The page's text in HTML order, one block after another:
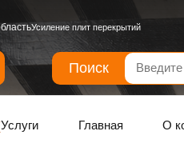
Усиление плит перекрытий
Поиск
Услуги Главная О